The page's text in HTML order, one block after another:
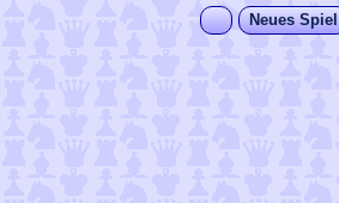
Neues Spiel